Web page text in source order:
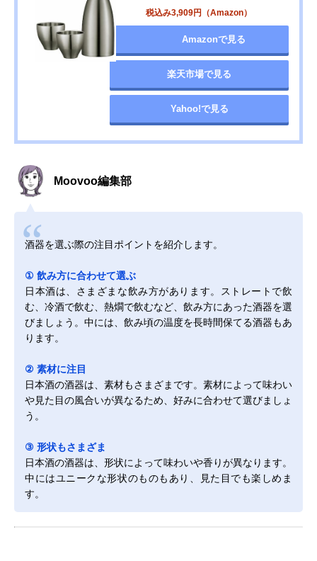
税込み3,909円（Amazon）
Amazonで見る
楽天市場で見る
Yahoo!で見る
Moovoo編集部
酒器を選ぶ際の注目ポイントを紹介します。
① 飲み方に合わせて選ぶ
日本酒は、さまざまな飲み方があります。ストレートで飲
む、冷酒で飲む、熱燗で飲むなど、飲み方にあった酒器を選
びましょう。中には、飲み頃の温度を長時間保てる酒器もあ
ります。
② 素材に注目
日本酒の酒器は、素材もさまざまです。素材によって味わい
や見た目の風合いが異なるため、好みに合わせて選びましょ
う。
③ 形状もさまざま
日本酒の酒器は、形状によって味わいや香りが異なります。
中にはユニークな形状のものもあり、見た目でも楽しめま
す。